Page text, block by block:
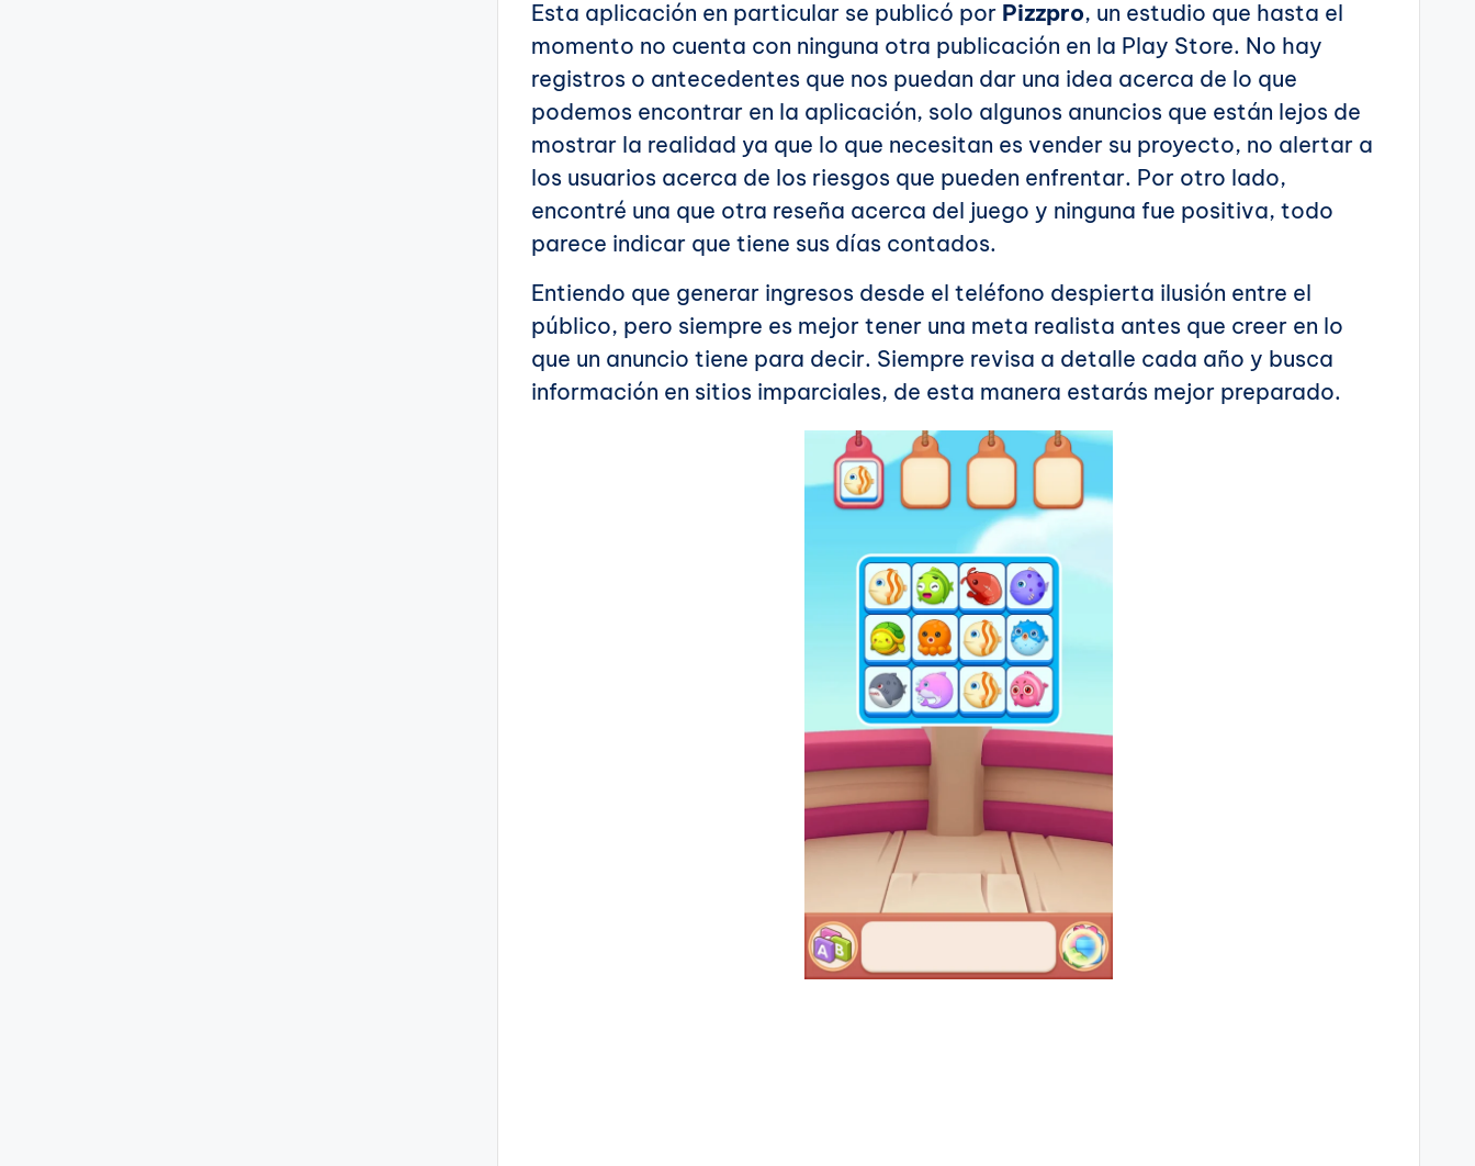
Esta aplicación en particular se publicó por Pizzpro, un estudio que hasta el
momento no cuenta con ninguna otra publicación en la Play Store. No hay
registros o antecedentes que nos puedan dar una idea acerca de lo que
podemos encontrar en la aplicación, solo algunos anuncios que están lejos de
mostrar la realidad ya que lo que necesitan es vender su proyecto, no alertar a
los usuarios acerca de los riesgos que pueden enfrentar. Por otro lado,
encontré una que otra reseña acerca del juego y ninguna fue positiva, todo
parece indicar que tiene sus días contados.
Entiendo que generar ingresos desde el teléfono despierta ilusión entre el
público, pero siempre es mejor tener una meta realista antes que creer en lo
que un anuncio tiene para decir. Siempre revisa a detalle cada año y busca
información en sitios imparciales, de esta manera estarás mejor preparado.